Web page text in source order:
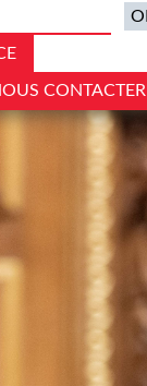
CONTACTER